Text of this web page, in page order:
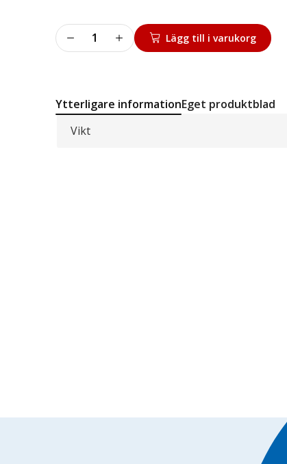
Luftkoppling
mängd
Lägg till i varukorg
Ytterligare informationEget produktblad
Vikt